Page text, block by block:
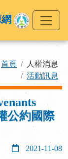
首頁
人權消息
活動訊息
公約國際
2021-11-08